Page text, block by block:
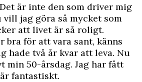
är inte den som driver mig
vill jag göra så mycket som
att livet är så roligt.
bra för att vara sant, känns
hade två år kvar att leva. Nu
min 50-årsdag. Jag har fått
fantastiskt.